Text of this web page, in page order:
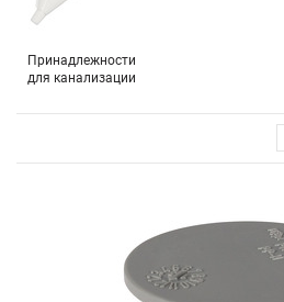
Принадлежности
для канализации